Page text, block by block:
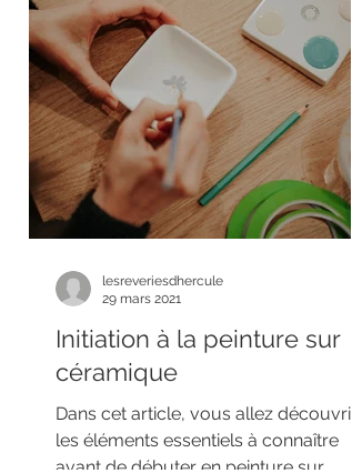
Initiation à la peinture sur
céramique
Dans cet article, vous allez découvrir
les éléments essentiels à connaître
avant de débuter en peinture sur
lesreveriesdhercule
29 mars 2021